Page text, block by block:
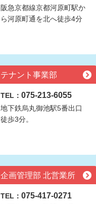
阪急京都線京都河原町駅か
ら河原町通を北へ徒歩4分
テナント事業部
TEL： 075-213-6055
地下鉄烏丸御池駅5番出口
徒歩3分。
企画管理部 北営業所
TEL： 075-417-0271